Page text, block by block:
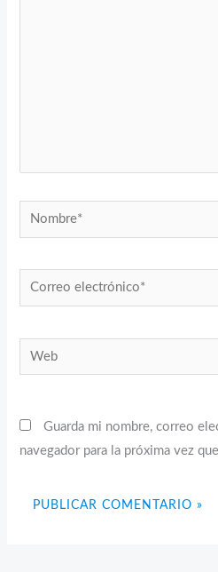
Nombre*
Correo
electrónico*
Web
Guarda mi nombre, correo
navegador para la próxima vez